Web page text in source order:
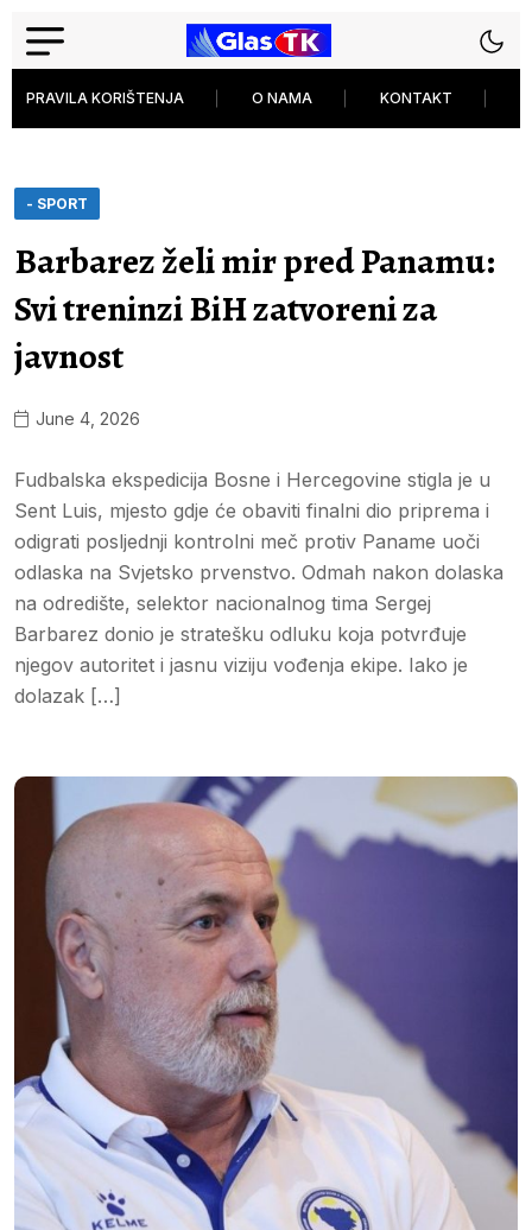
PRAVILA KORIŠTENJA O NAMA KONTAKT
- SPORT
Barbarez želi mir pred Panamu:
Svi treninzi BiH zatvoreni za
javnost
June 4, 2026
Fudbalska ekspedicija Bosne i Hercegovine stigla je u
Sent Luis, mjesto gdje će obaviti finalni dio priprema i
odigrati posljednji kontrolni meč protiv Paname uoči
odlaska na Svjetsko prvenstvo. Odmah nakon dolaska
na odredište, selektor nacionalnog tima Sergej
Barbarez donio je stratešku odluku koja potvrđuje
njegov autoritet i jasnu viziju vođenja ekipe. Iako je
dolazak […]